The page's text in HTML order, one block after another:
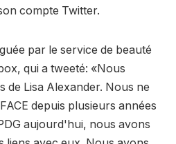
compte Twitter.
par le service de beauté
qui a tweeté: «Nous
de Lisa Alexander. Nous ne
depuis plusieurs années
aujourd'hui, nous avons